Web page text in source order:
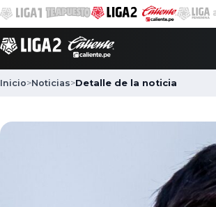
Inicio>Noticias>Detalle de la noticia